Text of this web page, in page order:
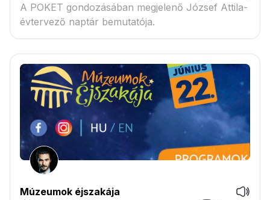
A POKET gondozásában megjelenő József Attila-
évtervező naptár bemutatója.
Múzeumok éjszakája